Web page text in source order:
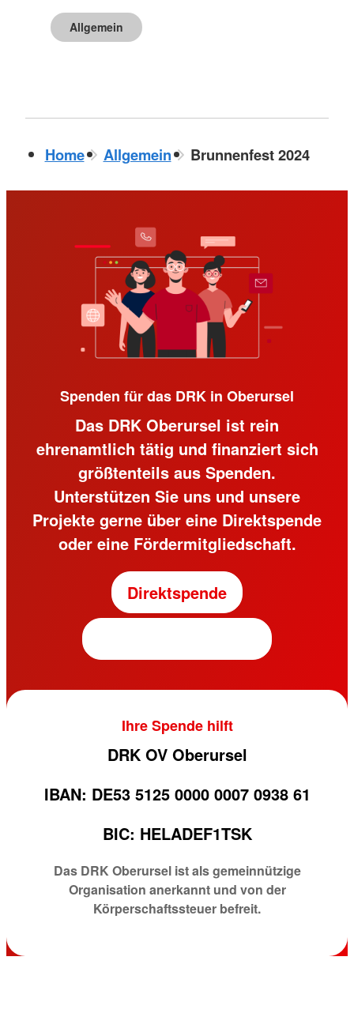
Allgemein
Home Allgemein Brunnenfest 2024
Spenden für das DRK in Oberursel
Das DRK Oberursel ist rein
ehrenamtlich tätig und finanziert sich
größtenteils aus Spenden.
Unterstützen Sie uns und unsere
Projekte gerne über eine Direktspende
oder eine Fördermitgliedschaft.
Direktspende
Ihre Spende hilft
DRK OV Oberursel
IBAN: DE53 5125 0000 0007 0938 61
BIC: HELADEF1TSK
Das DRK Oberursel ist als gemeinnützige
Organisation anerkannt und von der
Körperschaftssteuer befreit.